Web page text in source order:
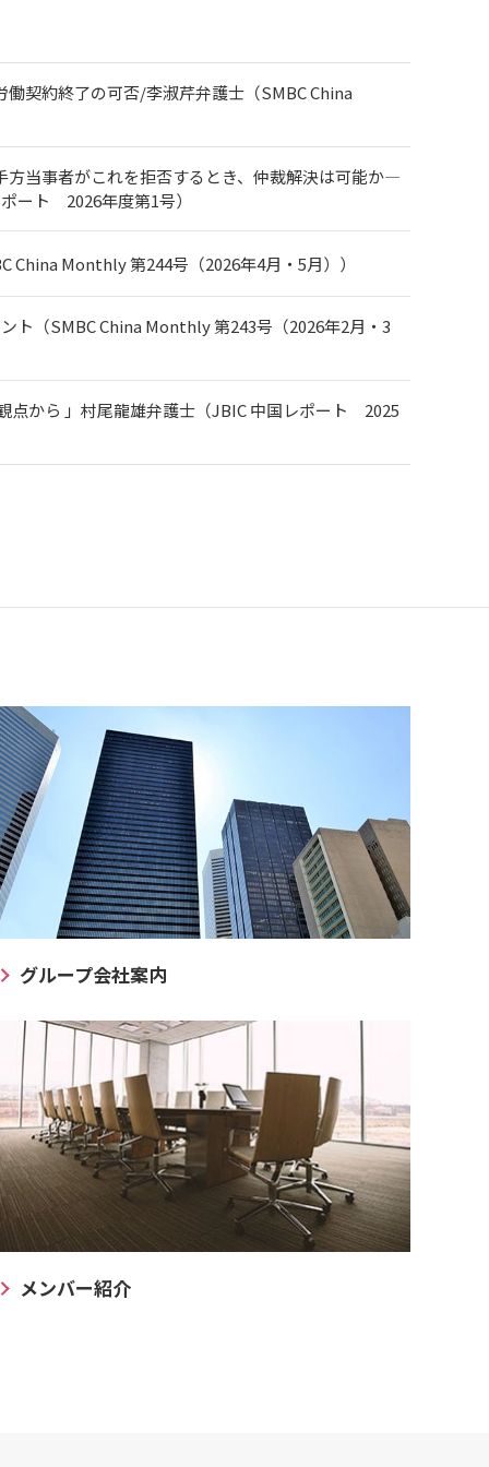
契約終了の可否/李淑芹弁護士（SMBC China
当事者がこれを拒否するとき、仲裁解決は可能か―
ート 2026年度第1号）
Monthly 第244号（2026年4月・5月））
ト（SMBC China Monthly 第243号（2026年2月・3
点から 」村尾龍雄弁護士（JBIC 中国レポート 2025
グループ会社案内
メンバー紹介